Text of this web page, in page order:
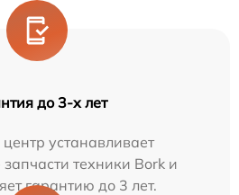
до 3-х лет
устанавливает
техники Bork и
гарантию до 3 лет.